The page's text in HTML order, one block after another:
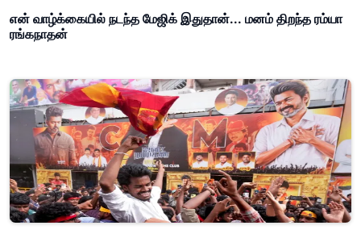
என் வாழ்க்கையில் நடந்த மேஜிக் இதுதான்... மனம் திறந்த ரம்யா
ரங்கநாதன்